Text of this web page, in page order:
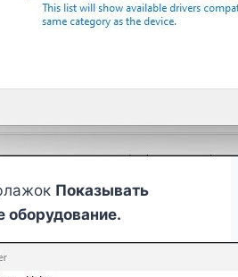
Показывать
оборудование.